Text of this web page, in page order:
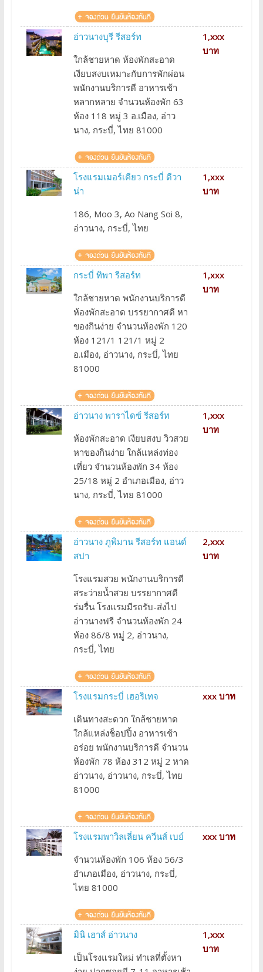
อ่าวนางบุรี รีสอร์ท
ใกล้ชายหาด ห้องพักสะอาด
เงียบสงบเหมาะกับการพักผ่อน
พนักงานบริการดี อาหารเช้า
หลากหลาย จำนวนห้องพัก 63
ห้อง 118 หมู่ 3 อ.เมือง, อ่าว
นาง, กระบี่, ไทย 81000
1,xxx
บาท
โรงแรมเมอร์เคียว กระบี่ ดีวา
น่า
186, Moo 3, Ao Nang Soi 8,
อ่าวนาง, กระบี่, ไทย
1,xxx
บาท
กระบี่ ทิพา รีสอร์ท
ใกล้ชายหาด พนักงานบริการดี
ห้องพักสะอาด บรรยากาศดี หา
ของกินง่าย จำนวนห้องพัก 120
ห้อง 121/1 121/1 หมู่ 2
อ.เมือง, อ่าวนาง, กระบี่, ไทย
81000
1,xxx
บาท
อ่าวนาง พาราไดซ์ รีสอร์ท
ห้องพักสะอาด เงียบสงบ วิวสวย
หาของกินง่าย ใกล้แหล่งท่อง
เที่ยว จำนวนห้องพัก 34 ห้อง
25/18 หมู่ 2 อำเภอเมือง, อ่าว
นาง, กระบี่, ไทย 81000
1,xxx
บาท
อ่าวนาง ภูพิมาน รีสอร์ท แอนด์
สปา
โรงแรมสวย พนักงานบริการดี
สระว่ายน้ำสวย บรรยากาศดี
ร่มรื่น โรงแรมมีรถรับ-ส่งไป
อ่าวนางฟรี จำนวนห้องพัก 24
ห้อง 86/8 หมู่ 2, อ่าวนาง,
กระบี่, ไทย
2,xxx
บาท
โรงแรมกระบี่ เฮอริเทจ
เดินทางสะดวก ใกล้ชายหาด
ใกล้แหล่งช็อปปิ้ง อาหารเช้า
อร่อย พนักงานบริการดี จำนวน
ห้องพัก 78 ห้อง 312 หมู่ 2 หาด
อ่าวนาง, อ่าวนาง, กระบี่, ไทย
81000
xxx บาท
โรงแรมพาวิลเลี่ยน ควีนส์ เบย์
จำนวนห้องพัก 106 ห้อง 56/3
อำเภอเมือง, อ่าวนาง, กระบี่,
ไทย 81000
xxx บาท
มินิ เฮาส์ อ่าวนาง
เป็นโรงแรมใหม่ ทำเลที่ตั้งหา
1,xxx
บาท